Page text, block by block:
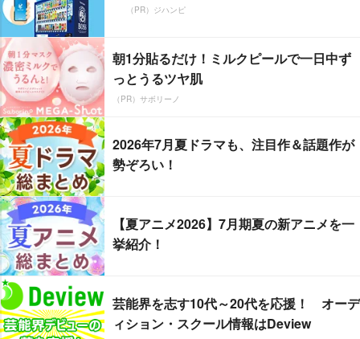
（PR）ジハンピ
朝1分貼るだけ！ミルクピールで一日中ず
っとうるツヤ肌
（PR）サボリーノ
2026年7月夏ドラマも、注目作＆話題作が
勢ぞろい！
【夏アニメ2026】7月期夏の新アニメを一
挙紹介！
芸能界を志す10代～20代を応援！ オーデ
ィション・スクール情報はDeview